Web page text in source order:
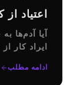
اعتیاد
آیا آدم‌ها
ایراد کار
ادامه مطلب